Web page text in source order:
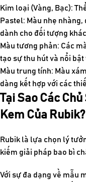
Kim loại (Vàng, Bạc):
Pastel: Màu nhẹ
dành cho đối tượng
Màu tương phản: Các
tạo sự thu hút và nổi
Màu trung tính: Màu
dàng kết hợp với các
Tại Sao Các
Kem Của Rubik?
Rubik là lựa chọn lý
kiếm giải pháp bao bì
Với sự đa dạng về mẫu